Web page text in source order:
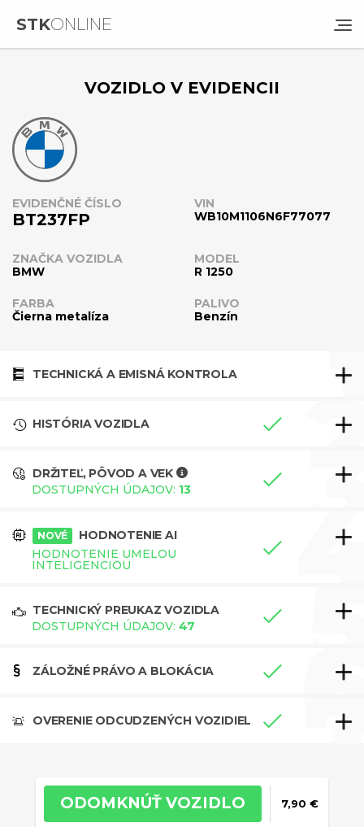
STKONLINE
VOZIDLO V EVIDENCII
EVIDENČNÉ ČÍSLO
BT237FP
VIN
WB10M1106N6F77077
ZNAČKA VOZIDLA
BMW
MODEL
R 1250
FARBA
Čierna metalíza
PALIVO
Benzín
TECHNICKÁ A EMISNÁ KONTROLA
HISTÓRIA VOZIDLA
DRŽITEĽ, PÔVOD A VEK
DOSTUPNÝCH ÚDAJOV: 13
NOVÉ
HODNOTENIE AI
HODNOTENIE UMELOU
INTELIGENCIOU
TECHNICKÝ PREUKAZ VOZIDLA
DOSTUPNÝCH ÚDAJOV: 47
ZÁLOŽNÉ PRÁVO A BLOKÁCIA
OVERENIE ODCUDZENÝCH VOZIDIEL
ODOMKNÚŤ VOZIDLO 7,90 €